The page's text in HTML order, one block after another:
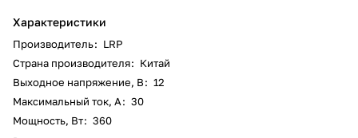
Характеристики
Производитель: LRP
Страна производителя: Китай
Выходное напряжение, В: 12
Максимальный ток, А: 30
Мощность, Вт: 360